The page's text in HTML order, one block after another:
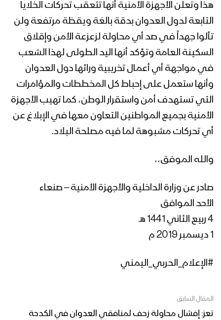
هذا وتعلن الأجهزة الأمنية أنها تتعقب تحركات الخلايا
التابعة لدول العدوان بدقة بالغة ويقظة مرتفعة ولن
تألوا جهداً في صد أي محاولة لزعزعة الأمن وإقلاق
السكينة العامة وتؤكد أنها اليد الطولى لهذا الشعب
في مواجهة أي أعمال تخريبية ورائها دول العدوان
وأنها ستعمل على إحباط كل المخططات والمؤامرات
التي تستهدف أمن واستقرار الوطن، كما تهيب الأجهزة
الأمنية بجميع المواطنين التعاون معها في الإبلاغ عن
أي تحركات مشبوهة لما فيه مصلحة البلاد.
والله الموفق،،
صادر عن وزارة الداخلية والأجهزة الأمنية – صنعاء
الأحد الموافق
4 ربيع الثاني 1441 هـ
1 ديسمبر 2019 م
#الإعلام_الحربي_اليمني
المقال السابق
تعز: إفشال محاولة زحف لمنافقي العدوان في الكدحة